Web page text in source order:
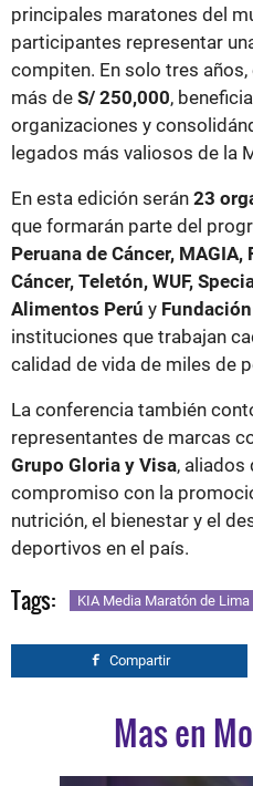
principales maratones del
participantes representar
compiten. En solo tres
más de S/ 250,000,
organizaciones y
legados más valiosos de la
En esta edición serán 23
que formarán parte del
Peruana de Cáncer, MAGIA,
Cáncer, Teletón, WUF,
Alimentos Perú y
instituciones que trabajan
calidad de vida de miles de
La conferencia también
representantes de marcas
Grupo Gloria y Visa, aliados
compromiso con la
nutrición, el bienestar y el
deportivos en el país.
Tags: KIA Media Maratón de Lima
Compartir
Mas en